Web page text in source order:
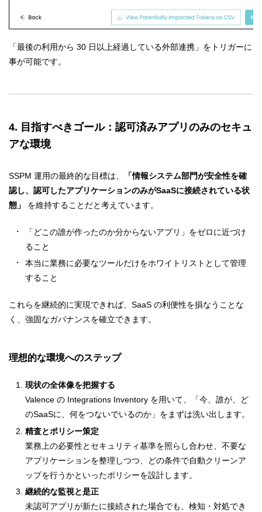
「最後の利用から 30 日以上経過している外部連携」をトリガーに
事が可能です。
4. 目指すべきゴール：認可済みアプリのみのセキュ
アな環境
SSPM 運用の最終的な目標は、
「情報システム部門が安全性を確
認し、認可したアプリケーションのみがSaaSに接続されている状
態」
を維持することだと考えています。
「どこの誰が作ったのか分からないアプリ」をゼロに近づけ
ること
本当に業務に必要なツールだけをホワイトリストとして管理
すること
これらを継続的に実現できれば、SaaS の利便性を損なうことな
く、強固なガバナンスを確立できます。
理想的な環境へのステップ
現状の全体像を把握する
Valence の Integrations Inventory を用いて、「今、誰が、ど
のSaaSに、何をつないでいるのか」をまずは洗い出します。
精査とポリシー策定
業務上の必要性とセキュリティ基準を照らし合わせ、不要な
アプリケーションを整理しつつ、どの条件で自動クリーンア
ップを行うかといったポリシーを設計します。
継続的な監視と是正
未認可アプリが新たに接続された場合でも、検知・対処でき